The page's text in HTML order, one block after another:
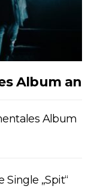
Album an
Album
„Spit“